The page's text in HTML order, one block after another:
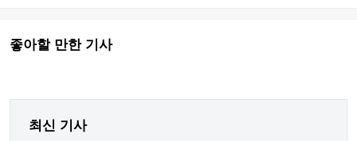
좋아할 만한 기사
최신 기사